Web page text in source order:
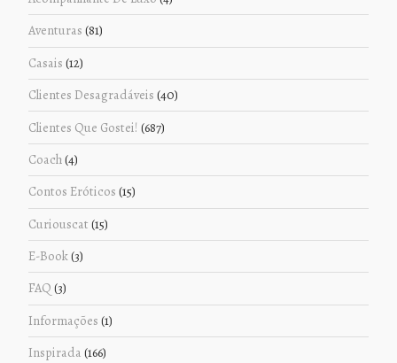
Aventuras (81)
Casais (12)
Clientes Desagradáveis (40)
Clientes Que Gostei! (687)
Coach(4)
Contos Eróticos (15)
Curiouscat (15)
E-Book(3)
FAQ (3)
Informações (1)
Inspirada (166)